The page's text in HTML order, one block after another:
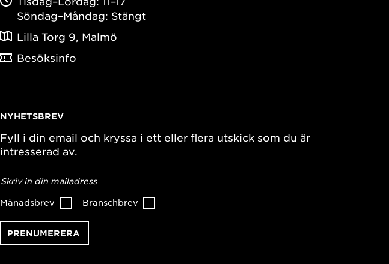
Söndag–Måndag: Stängt
Lilla Torg 9, Malmö
Besöksinfo
NYHETSBREV
Fyll i din email och kryssa i ett eller flera utskick som du är
intresserad av.
postadress*
Månadsbrev Branschbrev